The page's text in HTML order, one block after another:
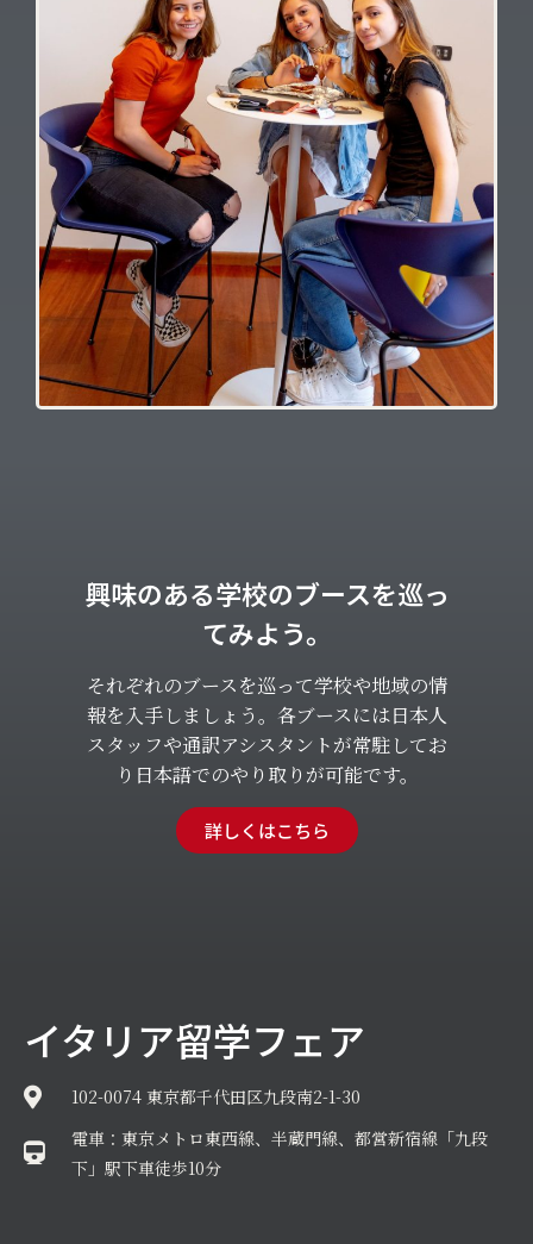
興味のある学校のブースを巡っ
てみよう。
それぞれのブースを巡って学校や地域の情
報を入手しましょう。各ブースには日本人
スタッフや通訳アシスタントが常駐してお
り日本語でのやり取りが可能です。
詳しくはこちら
イタリア留学フェア
102-0074 東京都千代田区九段南2-1-30
電車：東京メトロ東西線、半蔵門線、都営新宿線「九段
下」駅下車徒歩10分